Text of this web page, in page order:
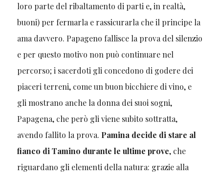
loro parte del ribaltamento di parti e, in realtà,
buoni) per fermarla e rassicurarla che il principe la
ama davvero. Papageno fallisce la prova del silenzio
e per questo motivo non può continuare nel
percorso; i sacerdoti gli concedono di godere dei
piaceri terreni, come un buon bicchiere di vino, e
gli mostrano anche la donna dei suoi sogni,
Papagena, che però gli viene subito sottratta,
avendo fallito la prova. Pamina decide di stare al
fianco di Tamino durante le ultime prove, che
riguardano gli elementi della natura: grazie alla